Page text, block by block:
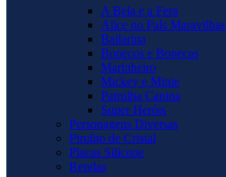
A Bela e a Fera
Alice no País Maravilhas
Bailarina
Bonecos e Bonecas
Marinheiro
Mickey e Minie
Patrulha Canina
Super Heróis
Personagens Diversas
Pirulito de Cristal
Placas Silicone
Rendas